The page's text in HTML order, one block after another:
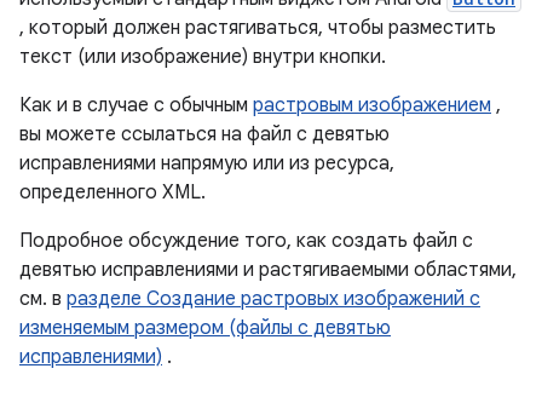
, который должен растягиваться, чтобы разместить
текст (или изображение) внутри кнопки.
Как и в случае с обычным растровым изображением ,
вы можете ссылаться на файл с девятью
исправлениями напрямую или из ресурса,
определенного XML.
Подробное обсуждение того, как создать файл с
девятью исправлениями и растягиваемыми областями,
см. в разделе Создание растровых изображений с
изменяемым размером (файлы с девятью
исправлениями) .